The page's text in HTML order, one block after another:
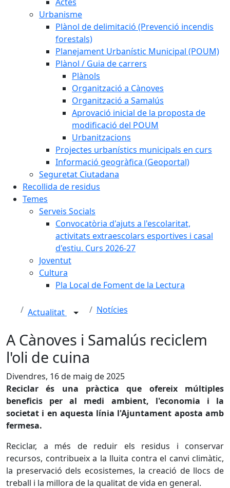
Urbanisme
Plànol de delimitació (Prevenció incendis
forestals)
Planejament Urbanístic Municipal (POUM)
Plànol / Guia de carrers
Plànols
Organització a Cànoves
Organització a Samalús
Aprovació inicial de la proposta de
modificació del POUM
Urbanitzacions
Projectes urbanístics municipals en curs
Informació geogràfica (Geoportal)
Seguretat Ciutadana
Recollida de residus
Temes
Serveis Socials
Convocatòria d'ajuts a l'escolaritat,
activitats extraescolars esportives i casal
d'estiu. Curs 2026-27
Joventut
Cultura
Pla Local de Foment de la Lectura
Actualitat Notícies
A Cànoves i Samalús reciclem
l'oli de cuina
Divendres, 16 de maig de 2025
Reciclar és una pràctica que ofereix múltiples
beneficis per al medi ambient, l'economia i la
societat i en aquesta línia l'Ajuntament aposta amb
fermesa.
Reciclar, a més de reduir els residus i conservar
recursos, contribueix a la lluita contra el canvi climàtic,
la preservació dels ecosistemes, la creació de llocs de
treball i la millora de la qualitat de vida en general.